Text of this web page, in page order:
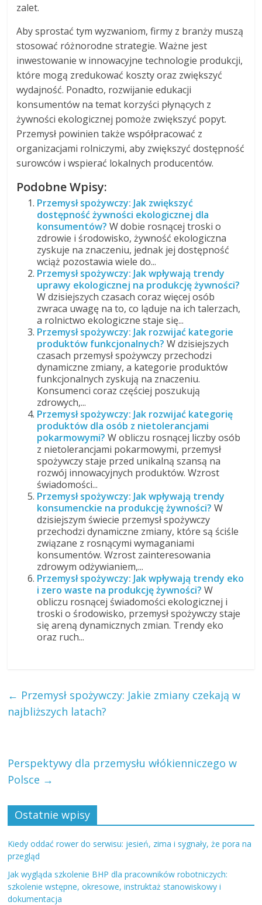
zalet.
Aby sprostać tym wyzwaniom, firmy z branży muszą
stosować różnorodne strategie. Ważne jest
inwestowanie w innowacyjne technologie produkcji,
które mogą zredukować koszty oraz zwiększyć
wydajność. Ponadto, rozwijanie edukacji
konsumentów na temat korzyści płynących z
żywności ekologicznej pomoże zwiększyć popyt.
Przemysł powinien także współpracować z
organizacjami rolniczymi, aby zwiększyć dostępność
surowców i wspierać lokalnych producentów.
Podobne Wpisy:
Przemysł spożywczy: Jak zwiększyć
dostępność żywności ekologicznej dla
konsumentów? W dobie rosnącej troski o
zdrowie i środowisko, żywność ekologiczna
zyskuje na znaczeniu, jednak jej dostępność
wciąż pozostawia wiele do...
Przemysł spożywczy: Jak wpływają trendy
uprawy ekologicznej na produkcję żywności?
W dzisiejszych czasach coraz więcej osób
zwraca uwagę na to, co ląduje na ich talerzach,
a rolnictwo ekologiczne staje się...
Przemysł spożywczy: Jak rozwijać kategorie
produktów funkcjonalnych? W dzisiejszych
czasach przemysł spożywczy przechodzi
dynamiczne zmiany, a kategorie produktów
funkcjonalnych zyskują na znaczeniu.
Konsumenci coraz częściej poszukują
zdrowych,...
Przemysł spożywczy: Jak rozwijać kategorię
produktów dla osób z nietolerancjami
pokarmowymi? W obliczu rosnącej liczby osób
z nietolerancjami pokarmowymi, przemysł
spożywczy staje przed unikalną szansą na
rozwój innowacyjnych produktów. Wzrost
świadomości...
Przemysł spożywczy: Jak wpływają trendy
konsumenckie na produkcję żywności? W
dzisiejszym świecie przemysł spożywczy
przechodzi dynamiczne zmiany, które są ściśle
związane z rosnącymi wymaganiami
konsumentów. Wzrost zainteresowania
zdrowym odżywianiem,...
Przemysł spożywczy: Jak wpływają trendy eko
i zero waste na produkcję żywności? W
obliczu rosnącej świadomości ekologicznej i
troski o środowisko, przemysł spożywczy staje
się areną dynamicznych zmian. Trendy eko
oraz ruch...
← Przemysł spożywczy: Jakie zmiany czekają w
najbliższych latach?
Perspektywy dla przemysłu włókienniczego w
Polsce →
Ostatnie wpisy
Kiedy oddać rower do serwisu: jesień, zima i sygnały, że pora na
przegląd
Jak wygląda szkolenie BHP dla pracowników robotniczych:
szkolenie wstępne, okresowe, instruktaż stanowiskowy i
dokumentacja